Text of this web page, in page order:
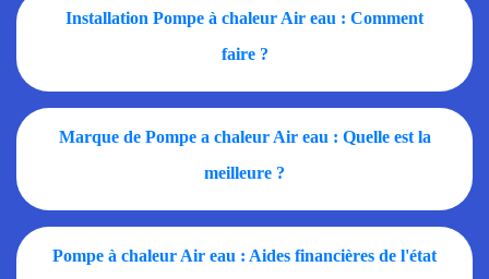
Installation Pompe à chaleur Air eau : Comment
faire ?
Marque de Pompe a chaleur Air eau : Quelle est la
meilleure ?
Pompe à chaleur Air eau : Aides financières de l'état